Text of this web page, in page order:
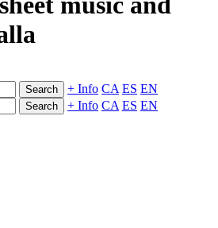
Search + Info CA ES EN
Search + Info CA ES EN